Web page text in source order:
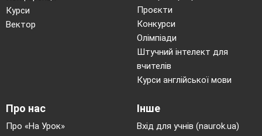
Курси
Вектор
Проєкти
Конкурси
Олімпіади
Штучний інтелект для
вчителів
Курси англійської мови
Про нас
Про «На Урок»
Інше
Вхід для учнів (naurok.ua)